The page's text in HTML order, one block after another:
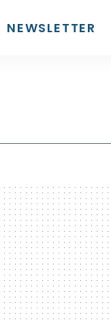
NEWSLETTER